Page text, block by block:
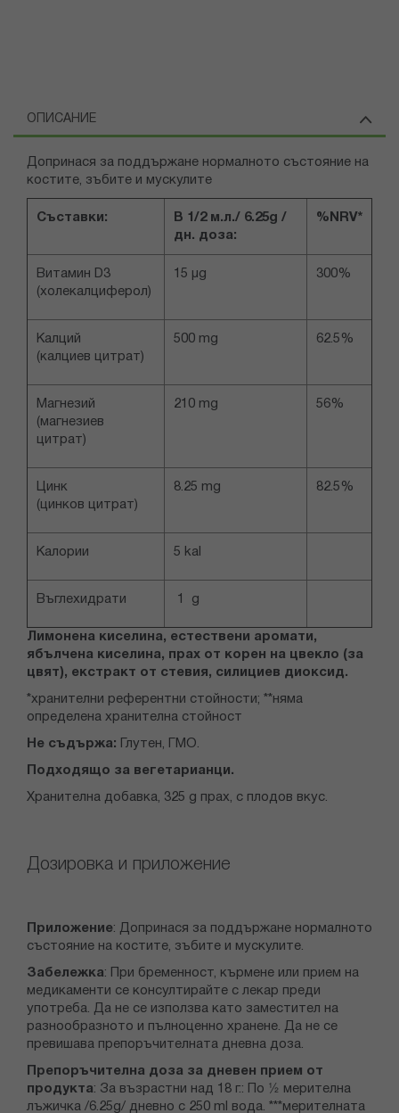
ОПИСАНИЕ
Допринася за поддържане нормалното състояние на
костите, зъбите и мускулите
Съставки:
В 1/2 м.л./ 6.25g /
дн. доза:
%NRV*
Витамин D3
(холекалциферол)
15 µg 300%
Калций
(калциев цитрат)
500 mg 62.5%
Магнезий
(магнезиев
цитрат)
210 mg 56%
Цинк
(цинков цитрат)
8.25 mg 82.5%
Калории 5 kal
Въглехидрати 1 g
Лимонена киселина, естествени аромати,
ябълчена киселина, прах от корен на цвекло (за
цвят), екстракт от стевия, силициев диоксид.
*хранителни референтни стойности; **няма
определена хранителна стойност
Не съдържа: Глутен, ГМО.
Подходящо за вегетарианци.
Хранителна добавка, 325 g прах, с плодов вкус.
Дозировка и приложение
Приложение: Допринася за поддържане нормалното
състояние на костите, зъбите и мускулите.
Забележка: При бременност, кърмене или прием на
медикаменти се консултирайте с лекар преди
употреба. Да не се използва като заместител на
разнообразното и пълноценно хранене. Да не се
превишава препоръчителната дневна доза.
Препоръчителна доза за дневен прием от
продукта: За възрастни над 18 г.: По ½ мерителна
лъжичка /6.25g/ дневно с 250 ml вода. ***мерителната